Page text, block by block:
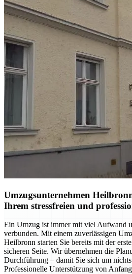
Umzugsunternehmen
Ihrem stressfreien und
Ein Umzug ist immer mit viel Aufwand
verbunden. Mit einem zuverlässigen
Heilbronn starten Sie bereits mit der
sicheren Seite. Wir übernehmen die
Durchführung – damit Sie sich um
Professionelle Unterstützung von